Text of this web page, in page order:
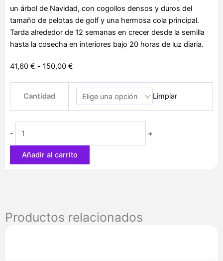
un árbol de Navidad, con cogollos densos y duros del
tamaño de pelotas de golf y una hermosa cola principal.
Tarda alrededor de 12 semanas en crecer desde la semilla
hasta la cosecha en interiores bajo 20 horas de luz diaria.
41,60 € - 150,00 €
precios:
desde
41,60 €
Cantidad Limpiar
-
Kerosene
Krash
cantidad
+
Añadir al carrito
Productos relacionados